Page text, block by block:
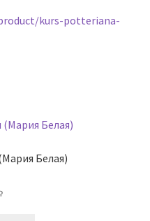
kurs-potteriana-
Белая)